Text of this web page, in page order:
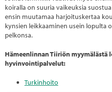
koiralla on suuria vaikeuksia
ensin muutamaa harjoituskertaa
kynsien leikkaaminen usein lopulta
pelkonsa.
Hämeenlinnan Tiiriön myymälästä
hyvinvointipalvelut:
Turkinhoito